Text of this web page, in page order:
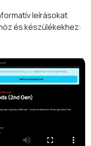
leírásokat
és készülékekhez: